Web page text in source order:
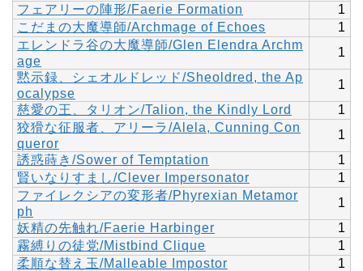
フェアリーの陣形/Faerie Formation
1
こだまの大魔導師/Archmage of Echoes
1
エレンドラ谷の大魔導師/Glen Elendra Archm
age
1
黙示録、シェオルドレッド/Sheoldred, the Ap
ocalypse
1
慈愛の王、タリオン/Talion, the Kindly Lord
1
狡猾な征服者、アリーラ/Alela, Cunning Con
queror
1
誘惑蒔き/Sower of Temptation
1
賢いなりすまし/Clever Impersonator
1
ファイレクシアの変形者/Phyrexian Metamor
ph
1
妖精の先触れ/Faerie Harbinger
1
霧縛りの徒党/Mistbind Clique
1
柔順な替え玉/Malleable Impostor
1